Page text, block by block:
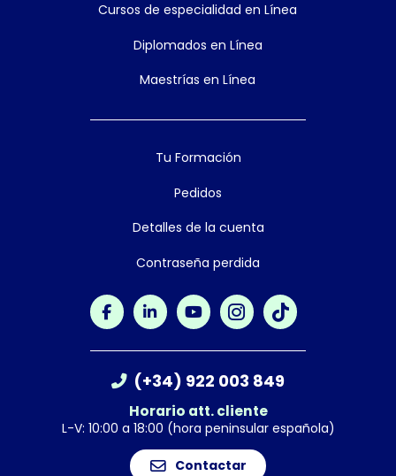
Cursos de especialidad en Línea
Diplomados en Línea
Maestrías en Línea
Tu Formación
Pedidos
Detalles de la cuenta
Contraseña perdida
(+34) 922 003 849
Horario att. cliente
L-V: 10:00 a 18:00 (hora peninsular española)
Contactar